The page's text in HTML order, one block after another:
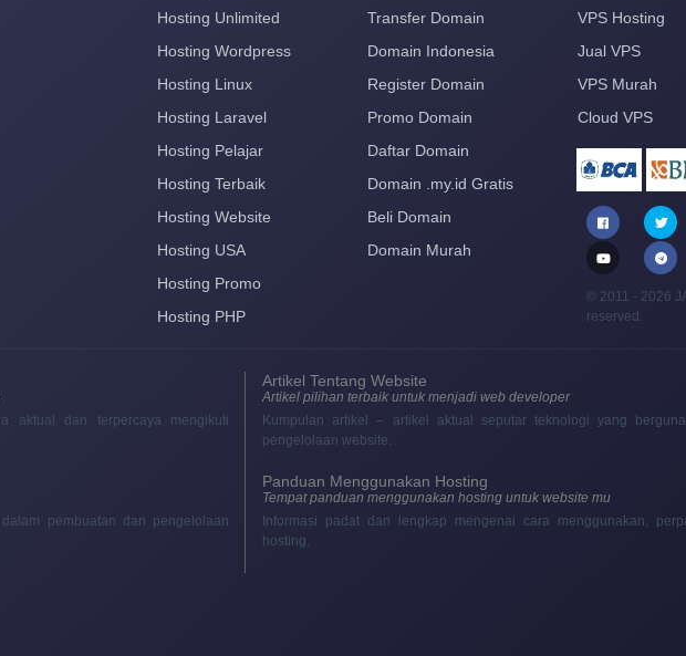
Hosting Unlimited
Hosting Wordpress
Hosting Linux
Hosting Laravel
Hosting Pelajar
Hosting Terbaik
Hosting Website
Hosting USA
Hosting Promo
Hosting PHP
Transfer Domain
Domain Indonesia
Register Domain
Promo Domain
Daftar Domain
Domain .my.id Gratis
Beli Domain
Domain Murah
VPS Hosting
Jual VPS
VPS Murah
Cloud VPS
© 2011 - 2026
reserved.
aktual dan terpercaya mengikuti
Artikel Tentang Website
Artikel pilihan terbaik untuk menjadi web developer
Kumpulan artikel – artikel aktual seputar teknologi yang
pengelolaan website.
pembuatan dan pengelolaan
Panduan Menggunakan Hosting
Tempat panduan menggunakan hosting untuk website mu
Informasi padat dan lengkap mengenai cara menggunakan,
hosting.